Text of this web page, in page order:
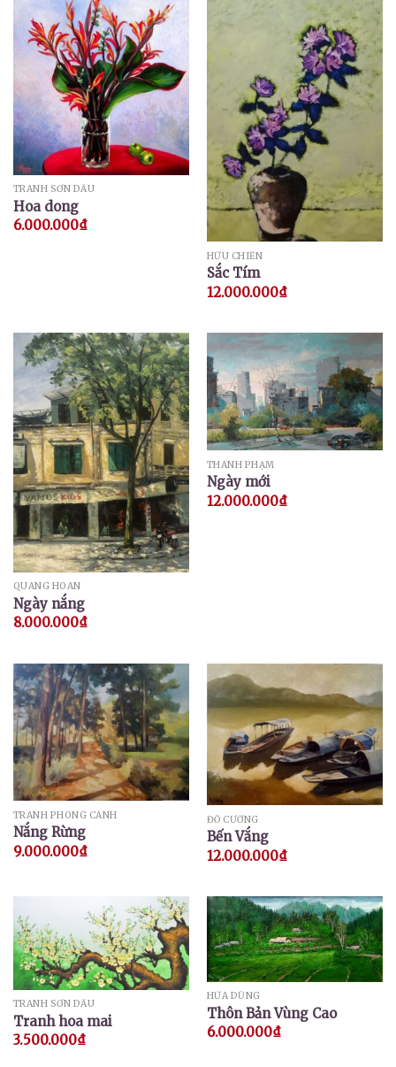
TRANH SƠN DẦU
Hoa dong
6.000.000₫
HỮU CHIẾN
Sắc Tím
12.000.000₫
QUANG HOAN
Ngày nắng
8.000.000₫
THÀNH PHẠM
Ngày mới
12.000.000₫
TRANH PHONG CẢNH
Nắng Rừng
9.000.000₫
ĐỖ CƯỜNG
Bến Vắng
12.000.000₫
TRANH SƠN DẦU
Tranh hoa mai
3.500.000₫
HỨA DŨNG
Thôn Bản Vùng Cao
6.000.000₫